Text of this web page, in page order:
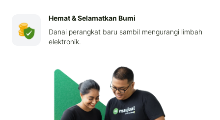
Hemat & Selamatkan Bumi
Danai perangkat baru sambil mengurangi limbah
elektronik.